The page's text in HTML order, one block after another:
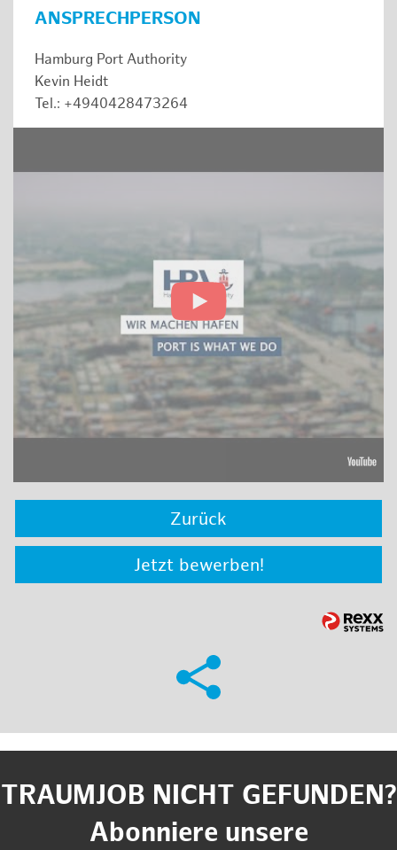
ANSPRECHPERSON
Hamburg Port Authority
Kevin Heidt
Tel.: +4940428473264
Zurück
Jetzt bewerben!
TRAUMJOB NICHT GEFUNDEN?
Abonniere unsere